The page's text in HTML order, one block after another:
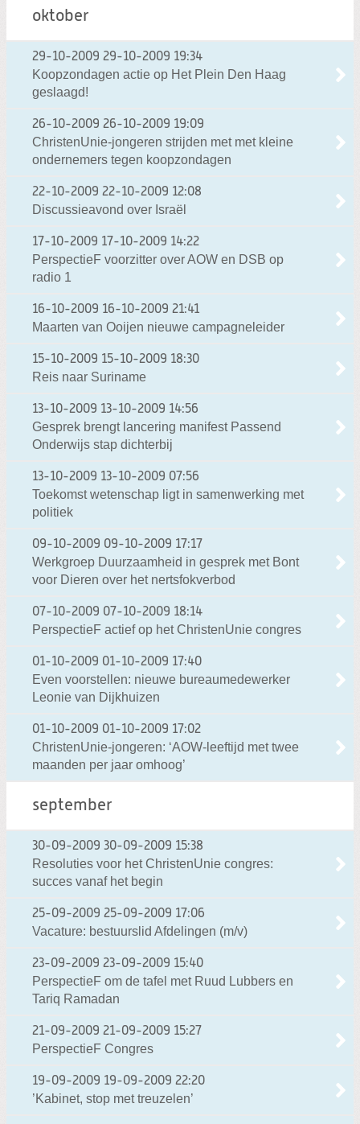
oktober
29-10-2009 29-10-2009 19:34
Koopzondagen actie op Het Plein Den Haag
geslaagd!
26-10-2009 26-10-2009 19:09
ChristenUnie-jongeren strijden met met kleine
ondernemers tegen koopzondagen
22-10-2009 22-10-2009 12:08
Discussieavond over Israël
17-10-2009 17-10-2009 14:22
PerspectieF voorzitter over AOW en DSB op
radio 1
16-10-2009 16-10-2009 21:41
Maarten van Ooijen nieuwe campagneleider
15-10-2009 15-10-2009 18:30
Reis naar Suriname
13-10-2009 13-10-2009 14:56
Gesprek brengt lancering manifest Passend
Onderwijs stap dichterbij
13-10-2009 13-10-2009 07:56
Toekomst wetenschap ligt in samenwerking met
politiek
09-10-2009 09-10-2009 17:17
Werkgroep Duurzaamheid in gesprek met Bont
voor Dieren over het nertsfokverbod
07-10-2009 07-10-2009 18:14
PerspectieF actief op het ChristenUnie congres
01-10-2009 01-10-2009 17:40
Even voorstellen: nieuwe bureaumedewerker
Leonie van Dijkhuizen
01-10-2009 01-10-2009 17:02
ChristenUnie-jongeren: ‘AOW-leeftijd met twee
maanden per jaar omhoog’
september
30-09-2009 30-09-2009 15:38
Resoluties voor het ChristenUnie congres:
succes vanaf het begin
25-09-2009 25-09-2009 17:06
Vacature: bestuurslid Afdelingen (m/v)
23-09-2009 23-09-2009 15:40
PerspectieF om de tafel met Ruud Lubbers en
Tariq Ramadan
21-09-2009 21-09-2009 15:27
PerspectieF Congres
19-09-2009 19-09-2009 22:20
’Kabinet, stop met treuzelen’